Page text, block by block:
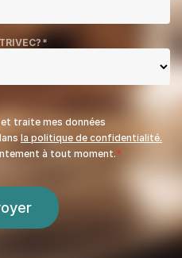
*
traite mes données
la politique de confidentialité.
à tout moment.